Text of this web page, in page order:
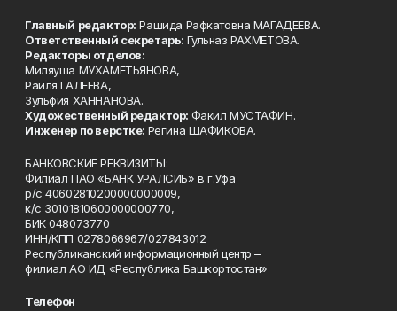
Главный редактор: Рашида Рафкатовна МАГАДЕЕВА.
Ответственный секретарь: Гульназ РАХМЕТОВА.
Редакторы отделов:
Миляуша МУХАМЕТЬЯНОВА,
Раиля ГАЛЕЕВА,
Зульфия ХАННАНОВА.
Художественный редактор: Факил МУСТАФИН.
Инженер по верстке: Регина ШАФИКОВА.
БАНКОВСКИЕ РЕКВИЗИТЫ:
Филиал ПАО «БАНК УРАЛСИБ» в г.Уфа
р/с 40602810200000000009,
к/с 30101810600000000770,
БИК 048073770
ИНН/КПП 0278066967/027843012
Республиканский информационный центр –
филиал АО ИД «Республика Башкортостан»
Телефон